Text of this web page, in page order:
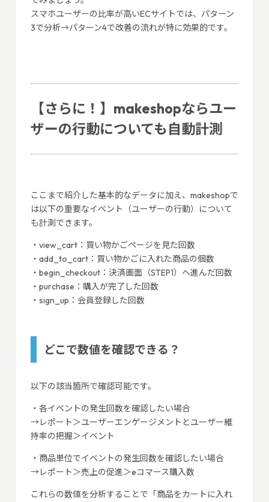
スマホユーザーの比率が高いECサイトでは、パターン
3で分析→パターン4で改善の流れが特に効果的です。
【さらに！】makeshopならユー
ザーの行動についても自動計測
ここまで紹介した基本的なデータに加え、makeshopで
は以下の重要なイベント（ユーザーの行動）について
も計測できます。
・view_cart：買い物かごページを見た回数
・add_to_cart：買い物かごに入れた商品の個数
・begin_checkout：決済画面（STEP1）へ進んだ回数
・purchase：購入が完了した回数
・sign_up：会員登録した回数
どこで数値を確認できる？
以下の該当箇所で確認可能です。
・各イベントの発生回数を確認したい場合
→レポート＞ユーザーエンゲージメントとユーザー維
持率の把握＞イベント
・商品単位でイベントの発生回数を確認したい場合
→レポート＞売上の促進＞eコマース購入数
これらの数値を分析することで「商品をカートに入れ